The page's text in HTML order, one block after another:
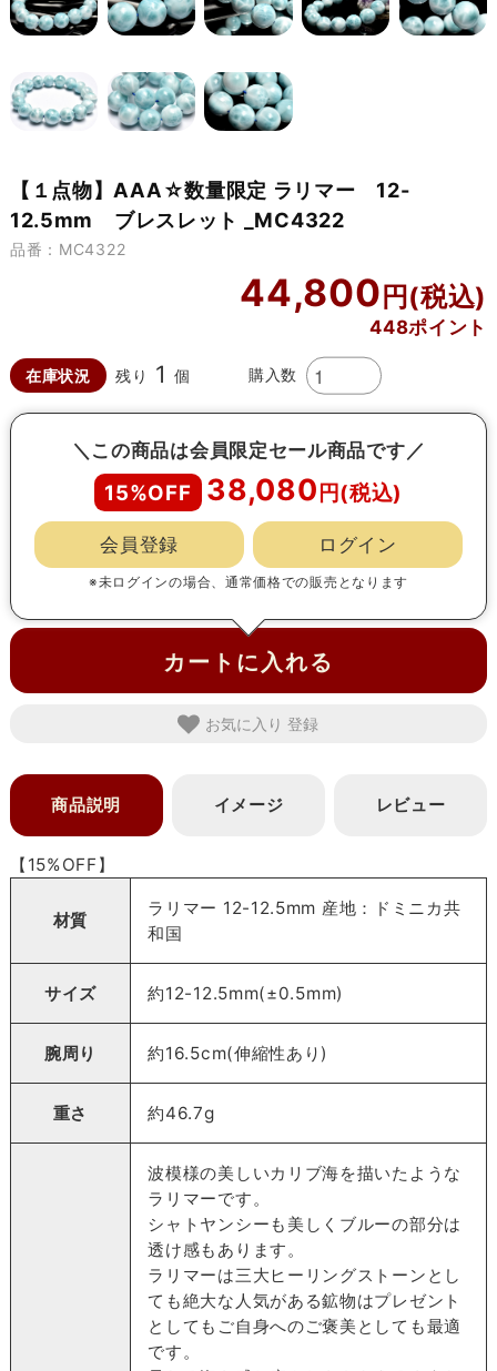
【１点物】AAA☆数量限定 ラリマー 12-
12.5mm ブレスレット _MC4322
品番：MC4322
44,800
448ポイント
在庫状況 残り 1個 購入数
＼この商品は会員限定セール商品です／
15%OFF 38,080
会員登録 ログイン
※未ログインの場合、通常価格での販売となります
カートに入れる
お気に入り
商品説明 イメージ レビュー
【15%OFF】
材質
ラリマー 12-12.5mm 産地：ドミニカ共
和国
サイズ 約12-12.5mm(±0.5mm)
腕周り 約16.5cm(伸縮性あり)
重さ 約46.7g
波模様の美しいカリブ海を描いたような
ラリマーです。
シャトヤンシーも美しくブルーの部分は
透け感もあります。
ラリマーは三大ヒーリングストーンとし
ても絶大な人気がある鉱物はプレゼント
としてもご自身へのご褒美としても最適
です。